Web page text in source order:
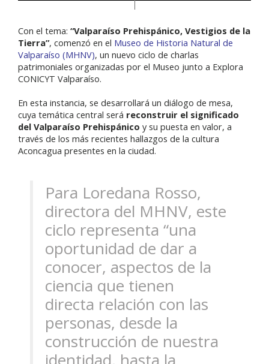
Con el tema: “Valparaíso Prehispánico, Vestigios de la
Tierra”, comenzó en el Museo de Historia Natural de
Valparaíso (MHNV), un nuevo ciclo de charlas
patrimoniales organizadas por el Museo junto a Explora
CONICYT Valparaíso.
En esta instancia, se desarrollará un diálogo de mesa,
cuya temática central será reconstruir el significado
del Valparaíso Prehispánico y su puesta en valor, a
través de los más recientes hallazgos de la cultura
Aconcagua presentes en la ciudad.
Para Loredana Rosso,
directora del MHNV, este
ciclo representa “una
oportunidad de dar a
conocer, aspectos de la
ciencia que tienen
directa relación con las
personas, desde la
construcción de nuestra